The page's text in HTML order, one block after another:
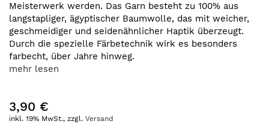
Meisterwerk werden. Das Garn besteht zu 100% aus
langstapliger, ägyptischer Baumwolle, das mit weicher,
geschmeidiger und seidenähnlicher Haptik überzeugt.
Durch die spezielle Färbetechnik wirk es besonders
farbecht, über Jahre hinweg.
mehr lesen
3,90 €
inkl. 19% MwSt., zzgl. Versand